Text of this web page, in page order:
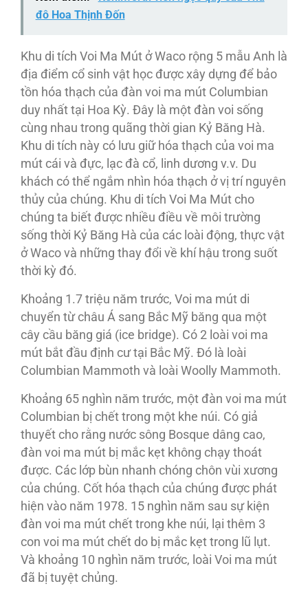
đô Hoa Thịnh Đốn
Khu di tích Voi Ma Mút ở Waco rộng 5 mẫu Anh là
địa điểm cổ sinh vật học được xây dựng để bảo
tồn hóa thạch của đàn voi ma mút Columbian
duy nhất tại Hoa Kỳ. Đây là một đàn voi sống
cùng nhau trong quãng thời gian Kỷ Băng Hà.
Khu di tích này có lưu giữ hóa thạch của voi ma
mút cái và đực, lạc đà cổ, linh dương v.v. Du
khách có thể ngắm nhìn hóa thạch ở vị trí nguyên
thủy của chúng. Khu di tích Voi Ma Mút cho
chúng ta biết được nhiều điều về môi trường
sống thời Kỷ Băng Hà của các loài động, thực vật
ở Waco và những thay đổi về khí hậu trong suốt
thời kỳ đó.
Khoảng 1.7 triệu năm trước, Voi ma mút di
chuyển từ châu Á sang Bắc Mỹ băng qua một
cây cầu băng giá (ice bridge). Có 2 loài voi ma
mút bắt đầu định cư tại Bắc Mỹ. Đó là loài
Columbian Mammoth và loài Woolly Mammoth.
Khoảng 65 nghìn năm trước, một đàn voi ma mút
Columbian bị chết trong một khe núi. Có giả
thuyết cho rằng nước sông Bosque dâng cao,
đàn voi ma mút bị mắc kẹt không chạy thoát
được. Các lớp bùn nhanh chóng chôn vùi xương
của chúng. Cốt hóa thạch của chúng được phát
hiện vào năm 1978. 15 nghìn năm sau sự kiện
đàn voi ma mút chết trong khe núi, lại thêm 3
con voi ma mút chết do bị mắc kẹt trong lũ lụt.
Và khoảng 10 nghìn năm trước, loài Voi ma mút
đã bị tuyệt chủng.